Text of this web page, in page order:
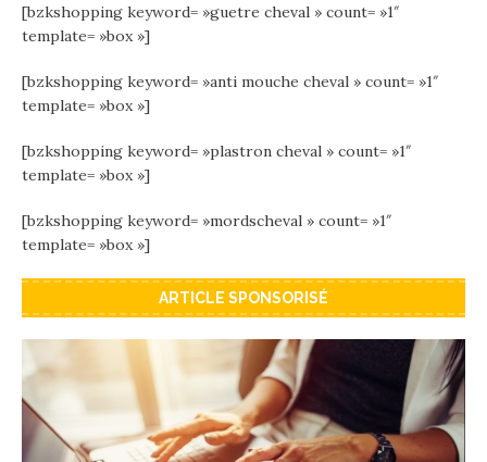
[bzkshopping keyword= »guetre cheval » count= »1″
template= »box »]
[bzkshopping keyword= »anti mouche cheval » count= »1″
template= »box »]
[bzkshopping keyword= »plastron cheval » count= »1″
template= »box »]
[bzkshopping keyword= »mordscheval » count= »1″
template= »box »]
ARTICLE SPONSORISÉ